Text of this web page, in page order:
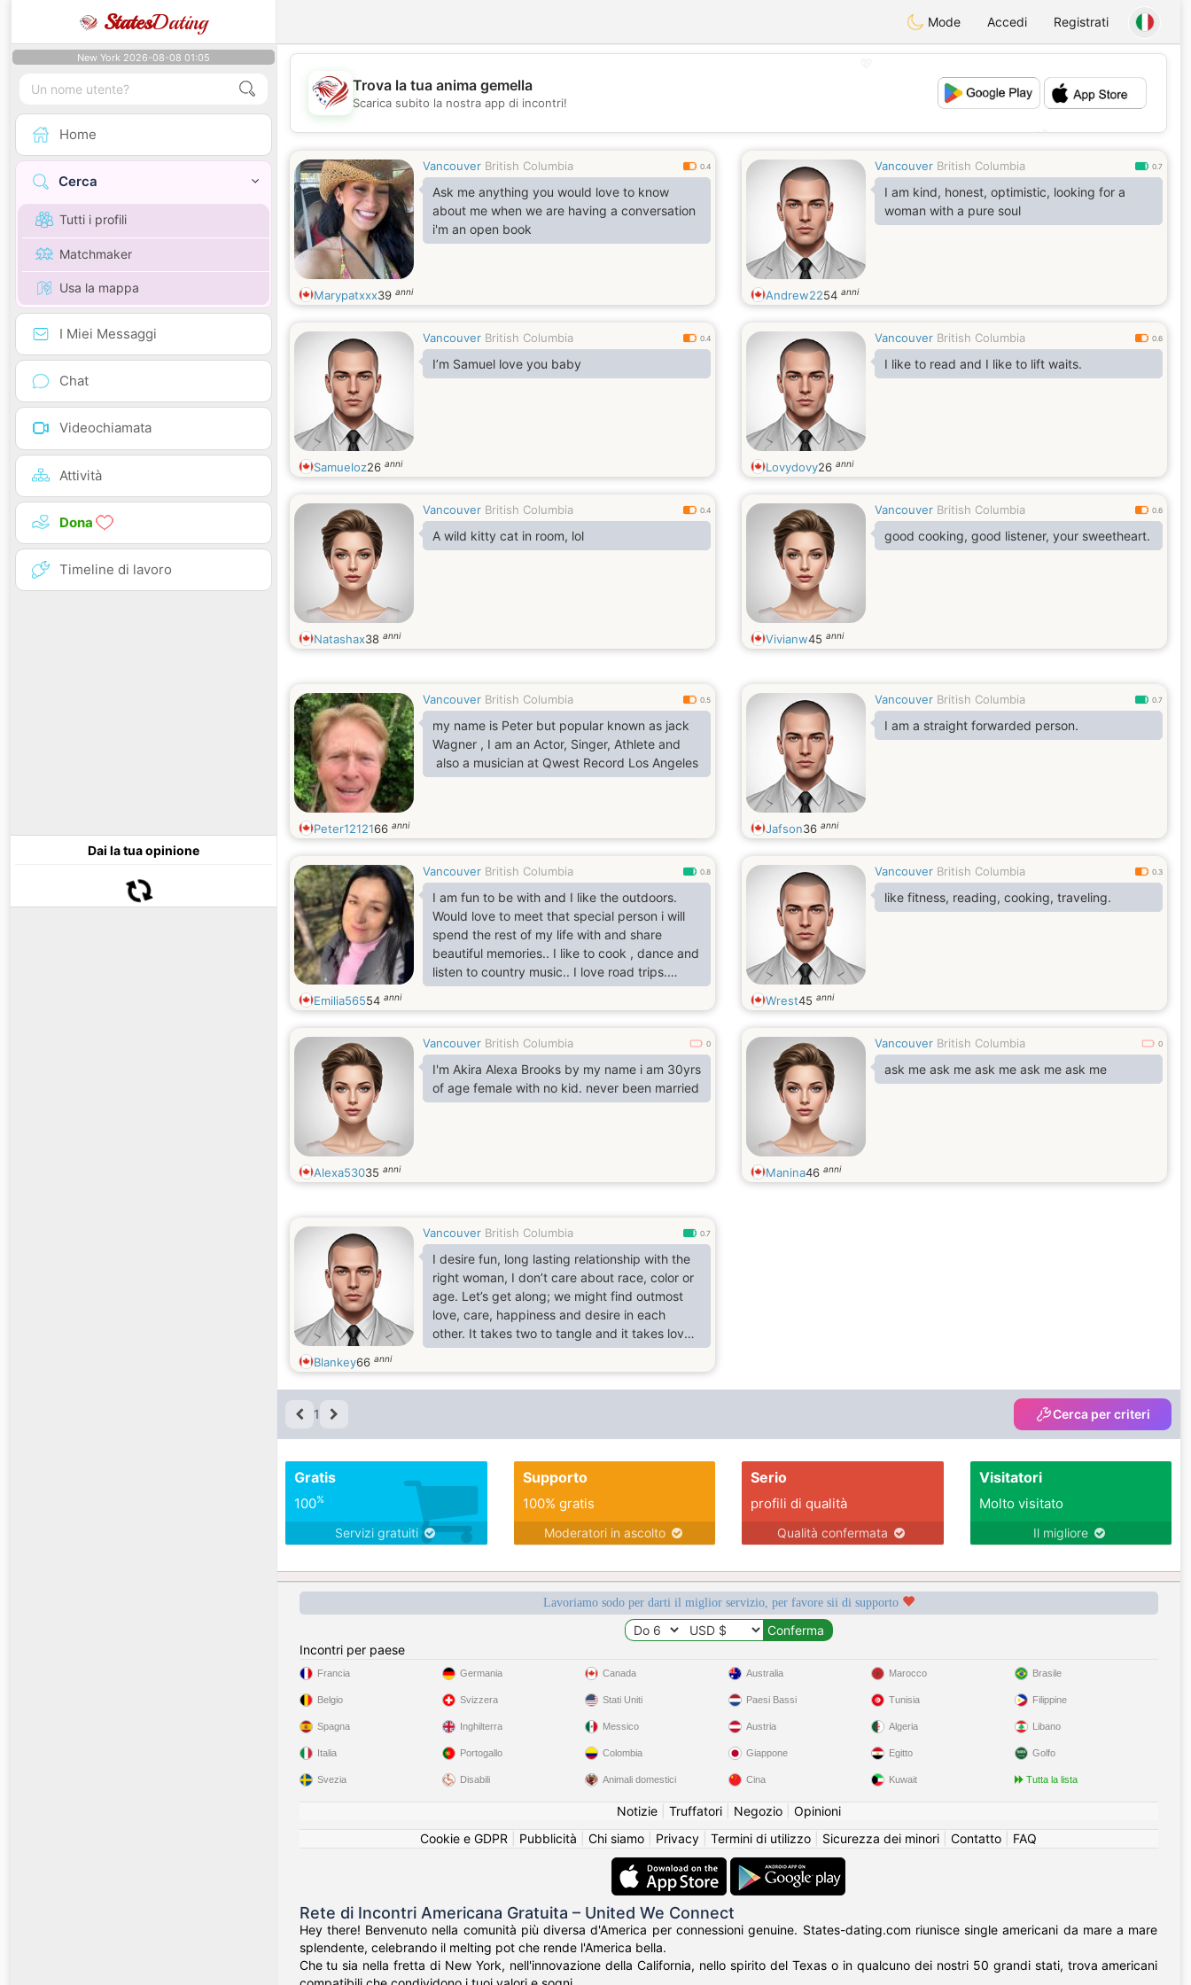
StatesDating Mode Accedi Registrati
New York 2026-08-08 01:05
Home
Cerca
Tutti i profili
Matchmaker
Usa la mappa
I Miei Messaggi
Chat
Videochiamata
Attività
Dona
Timeline di lavoro
Dai la tua opinione
💖
💕
Trova la tua anima gemella
Scarica subito la nostra app di incontri!
Vancouver British Columbia 0.4
Ask me anything you would love to know
about me when we are having a conversation
i'm an open book
Marypatxxx39 anni
Vancouver British Columbia 0.7
I am kind, honest, optimistic, looking for a
woman with a pure soul
Andrew2254 anni
Vancouver British Columbia 0.4
I’m Samuel love you baby
Samueloz26 anni
Vancouver British Columbia 0.6
I like to read and I like to lift waits.
Lovydovy26 anni
Vancouver British Columbia 0.4
A wild kitty cat in room, lol
Natashax38 anni
Vancouver British Columbia 0.6
good cooking, good listener, your sweetheart.
Vivianw45 anni
Vancouver British Columbia 0.5
my name is Peter but popular known as jack
Wagner , I am an Actor, Singer, Athlete and
also a musician at Qwest Record Los Angeles
Peter1212166 anni
Vancouver British Columbia 0.7
I am a straight forwarded person.
Jafson36 anni
Vancouver British Columbia 0.8
I am fun to be with and I like the outdoors.
Would love to meet that special person i will
spend the rest of my life with and share
beautiful memories.. I like to cook , dance and
listen to country music.. I love road trips.
Always looking to go for an adventure. Always
looking for a good laugh life is short laugh lots
Emilia56554 anni
Vancouver British Columbia 0.3
like fitness, reading, cooking, traveling.
Wrest45 anni
Vancouver British Columbia 0
I'm Akira Alexa Brooks by my name i am 30yrs
of age female with no kid. never been married
Alexa53035 anni
Vancouver British Columbia 0
ask me ask me ask me ask me ask me
Manina46 anni
Vancouver British Columbia 0.7
I desire fun, long lasting relationship with the
right woman, I don’t care about race, color or
age. Let’s get along; we might find outmost
love, care, happiness and desire in each
other. It takes two to tangle and it takes love,
care, trust, reliability, encouragements and
proper understanding between two lovers to
make a love relationship work out. It takes
Blankey66 anni
1 Cerca per criteri
Gratis
100%
Servizi gratuiti
Supporto
100% gratis
Moderatori in ascolto
Serio
profili di qualità
Qualità confermata
Visitatori
Molto visitato
Il migliore
Lavoriamo sodo per darti il miglior servizio, per favore sii di supporto
Incontri per paese
Francia
Belgio
Spagna
Italia
Svezia
Germania
Svizzera
Inghilterra
Portogallo
Disabili
Canada
Stati Uniti
Messico
Colombia
Animali domestici
Australia
Paesi Bassi
Austria
Giappone
Cina
Marocco
Tunisia
Algeria
Egitto
Kuwait
Brasile
Filippine
Libano
Golfo
Tutta la lista
Notizie| Truffatori| Negozio| Opinioni
Cookie e GDPR
Pubblicità Chi siamo Privacy Termini di utilizzo Sicurezza dei minori Contatto FAQ
Rete di Incontri Americana Gratuita – United We Connect
Hey there! Benvenuto nella comunità più diversa d'America per connessioni genuine. States-dating.com riunisce single americani da mare a mare
splendente, celebrando il melting pot che rende l'America bella.
Che tu sia nella fretta di New York, nell'innovazione della California, nello spirito del Texas o in qualcuno dei nostri 50 grandi stati, trova americani